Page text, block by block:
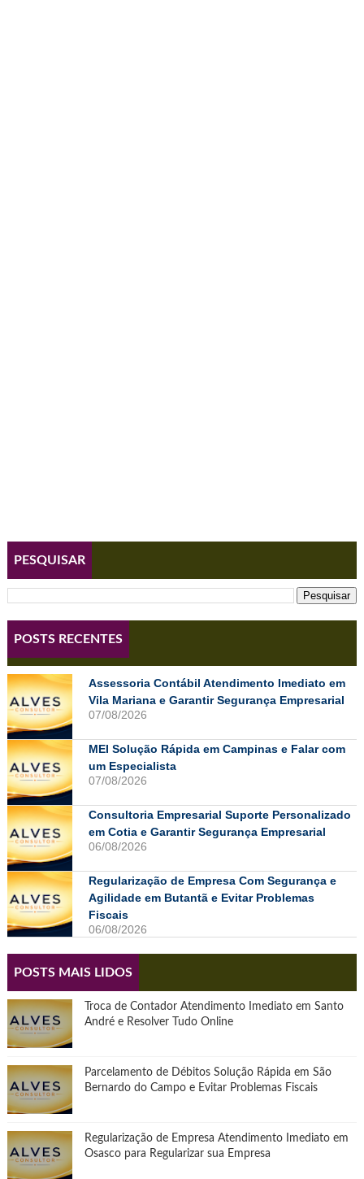
PESQUISAR
POSTS RECENTES
Assessoria Contábil Atendimento Imediato em
Vila Mariana e Garantir Segurança Empresarial
07/08/2026
MEI Solução Rápida em Campinas e Falar com
um Especialista
07/08/2026
Consultoria Empresarial Suporte Personalizado
em Cotia e Garantir Segurança Empresarial
06/08/2026
Regularização de Empresa Com Segurança e
Agilidade em Butantã e Evitar Problemas
Fiscais
06/08/2026
POSTS MAIS LIDOS
Troca de Contador Atendimento Imediato em Santo
André e Resolver Tudo Online
Parcelamento de Débitos Solução Rápida em São
Bernardo do Campo e Evitar Problemas Fiscais
Regularização de Empresa Atendimento Imediato em
Osasco para Regularizar sua Empresa